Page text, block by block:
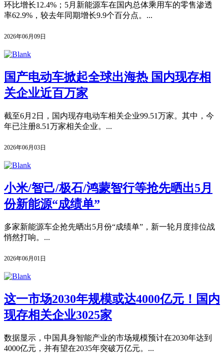
环比增长12.4%；5月新能源车在国内总体乘用车的零售渗透
率62.9%，较去年同期增长9.9个百分点。...
2026年06月09日
国产电动车掀起全球出海热 国内现存相
关企业近百万家
截至6月2日，国内现存电动车相关企业99.51万家。其中，今
年已注册8.51万家相关企业。...
2026年06月03日
小米/智己/极石/鸿蒙智行等抢先晒出5月
份新能源“成绩单”
多家新能源车企抢先晒出5月份“成绩单”，新一轮月度排位战
悄然打响。...
2026年06月01日
这一市场2030年规模或达4000亿元！国内
现存相关企业3025家
数据显示，中国具身智能产业的市场规模预计在2030年达到
4000亿元，并有望在2035年突破万亿元。...